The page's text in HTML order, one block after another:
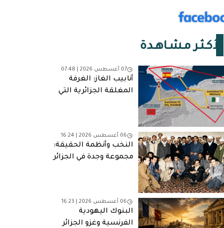
الأكـثـر مـشـاهـدة
07 أغسطس 2026 | 07:48
أنابيب الغاز: الغرفة
المغلقة الجزائرية التي
06 أغسطس 2026 | 16:24
النخب وأنظمة الحقيقة:
مجموعة وجدة في الجزائر
06 أغسطس 2026 | 16:23
البنوك اليهودية
الفرنسية وغزو الجزائر